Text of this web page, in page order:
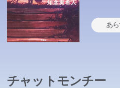
あ
団『賽の目』に踏み込んでいく
もない中で、なぜ圭子は殺され
―
チャットモンチー